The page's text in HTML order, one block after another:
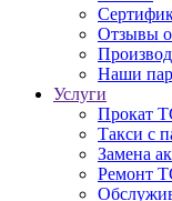
Отзывы о
Наши
Услуги
Прокат
Такси с
Замена
Ремонт